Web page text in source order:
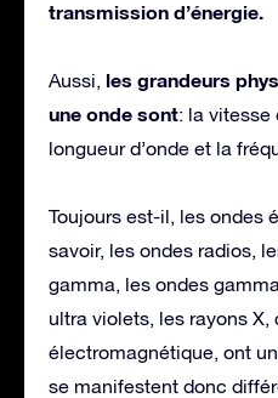
transmission d’énergie.
Aussi, les grandeurs
une onde sont: la vitesse
longueur d’onde et la
Toujours est-il, les ondes
savoir, les ondes radios,
gamma, les ondes
ultra violets, les rayons
électromagnétique, ont
se manifestent donc